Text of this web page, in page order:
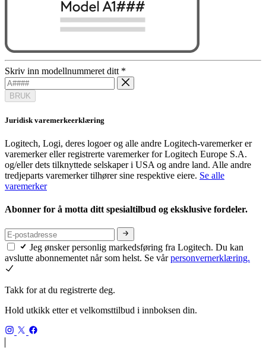
Skriv inn modellnummeret ditt *
BRUK
Juridisk varemerkeerklæring
Logitech, Logi, deres logoer og alle andre Logitech-varemerker er
varemerker eller registrerte varemerker for Logitech Europe S.A.
og/eller dets tilknyttede selskaper i USA og andre land. Alle andre
tredjeparts varemerker tilhører sine respektive eiere. Se alle
varemerker
Abonner for å motta ditt spesialtilbud og eksklusive fordeler.
Jeg ønsker personlig markedsføring fra Logitech. Du kan
avslutte abonnementet når som helst. Se vårpersonvernerklæring.
Takk for at du registrerte deg.
Hold utkikk etter et velkomsttilbud i innboksen din.